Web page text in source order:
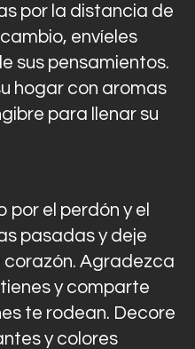
por la distancia de
envíeles
sus pensamientos.
hogar con aromas
para llenar su
el perdón y el
pasadas y deje
corazón. Agradezca
y comparte
te rodean. Decore
y colores